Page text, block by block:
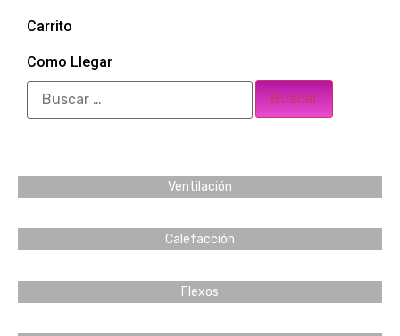
Carrito
Como Llegar
Ventilación
Calefacción
Flexos